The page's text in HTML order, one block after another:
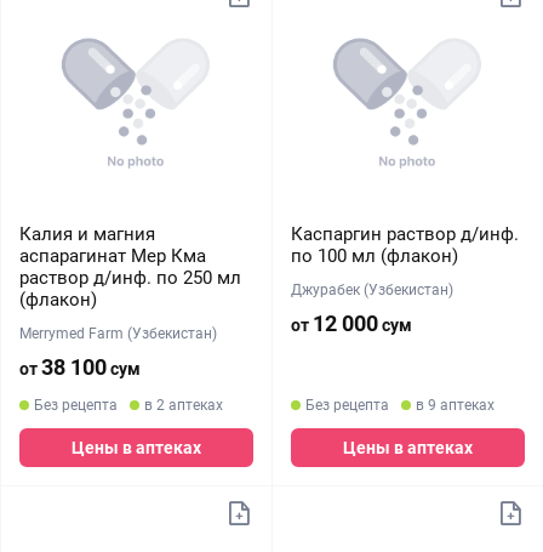
Калия и магния
аспарагинат Мер Кма
раствор д/инф. по 250 мл
(флакон)
Merrymed Farm (Узбекистан)
от38 100сум
Без рецепта в 2 аптеках
Цены в аптеках
Каспаргин раствор д/инф.
по 100 мл (флакон)
Джурабек (Узбекистан)
от 12 000сум
Без рецепта в 9 аптеках
Цены в аптеках